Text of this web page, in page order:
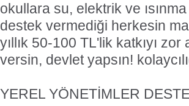
okullara su, elektrik ve
destek vermediği herkesin
yıllık 50-100 TL'lik katkıyı
versin, devlet yapsın!
YEREL YÖNETİMLER